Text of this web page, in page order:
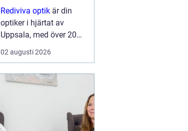
synvård nära dig
Rediviva optik är din
optiker i hjärtat av
Uppsala, med över 20
års erfarenhet av att
hjälpa invånarna i
och erbjuder ett brett
02 augusti 2026